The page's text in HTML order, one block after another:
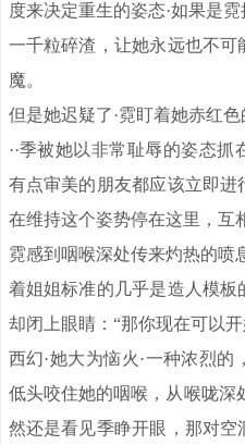
度来决定重生的姿态·如果是
一千粒碎渣，让她永远也不
魔。
但是她迟疑了·霓盯着她赤红
··季被她以非常耻辱的姿态
有点审美的朋友都应该立即
在维持这个姿势停在这里，互
霓感到咽喉深处传来灼热的喷
着姐姐标准的几乎是造人模
却闭上眼睛：“那你现在可以
西幻·她大为恼火·一种浓烈
低头咬住她的咽喉，从喉咙深
然还是看见季睁开眼，那对